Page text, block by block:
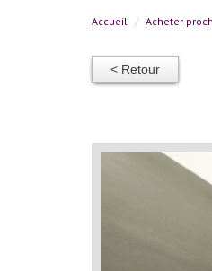
Accueil Acheter
< Retour